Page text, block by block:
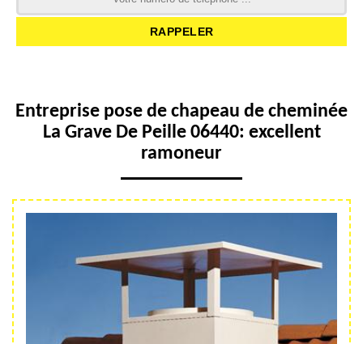
Entreprise pose de chapeau de cheminée
La Grave De Peille 06440: excellent
ramoneur